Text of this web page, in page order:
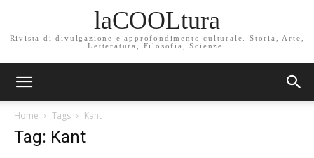
laCOOLtura
Rivista di divulgazione e approfondimento culturale. Storia, Arte,
Letteratura, Filosofia, Scienze.
Home Tags Kant
Tag: Kant